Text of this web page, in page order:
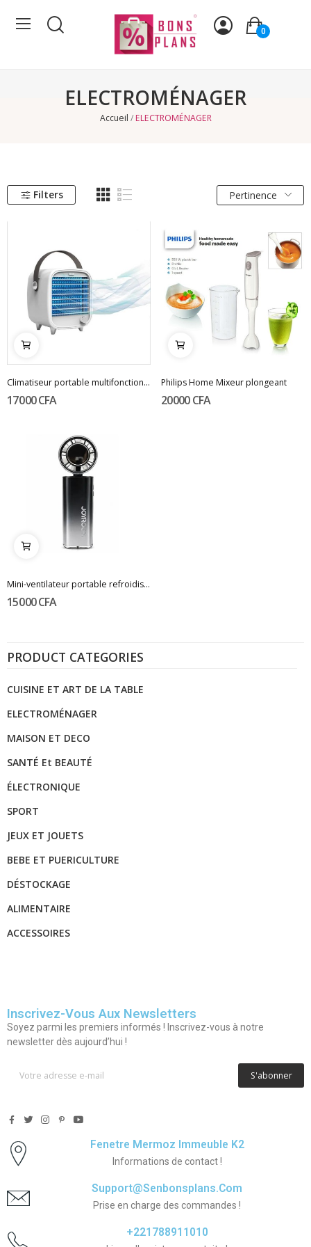
0
ELECTROMÉNAGER
Accueil ELECTROMÉNAGER
PRODUCT CATEGORIES
CUISINE ET ART DE LA TABLE
ELECTROMÉNAGER
MAISON ET DECO
SANTÉ Et BEAUTÉ
ÉLECTRONIQUE
SPORT
JEUX ET JOUETS
BEBE ET PUERICULTURE
DÉSTOCKAGE
ALIMENTAIRE
ACCESSOIRES
Filters Pertinence
Climatiseur portable multifonctionnel "Joyroom...
17 000 CFA
Philips Home Mixeur plongeant
20 000 CFA
Mini-ventilateur portable refroidissant
15 000 CFA
Inscrivez-Vous Aux Newsletters
Soyez parmi les premiers informés ! Inscrivez-vous à notre
newsletter dès aujourd’hui !
S'abonner
Fenetre Mermoz Immeuble K2
Informations de contact !
Support@senbonsplans.com
Prise en charge des commandes !
+221788911010